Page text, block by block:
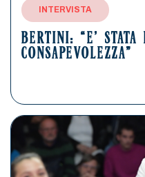
INTERVISTA
BERTINI: “E’ STATA
CONSAPEVOLEZZA”